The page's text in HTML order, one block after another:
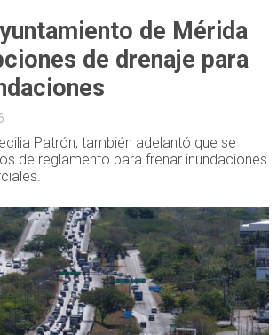
de Mérida
de drenaje para
Patrón, también adelantó que se
de reglamento para frenar inundaciones